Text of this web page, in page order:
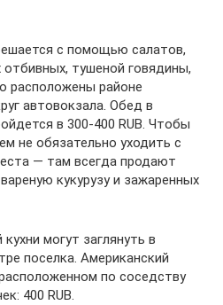
с помощью салатов,
тушеной говядины,
расположены районе
автовокзала. Обед в
в 300-400 RUB. Чтобы
не обязательно уходить с
— там всегда продают
кукурузу и зажаренных
могут заглянуть в
поселка. Американский
по соседству
400 RUB.